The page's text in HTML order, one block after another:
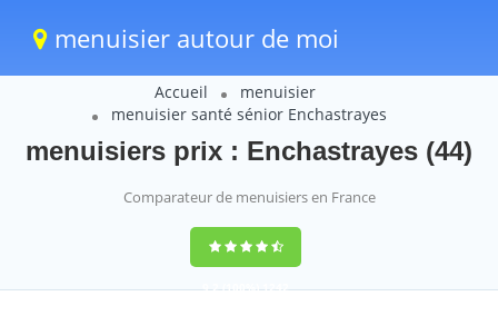
menuisier autour de moi
Accueil
menuisier
menuisier santé sénior Enchastrayes
menuisiers prix : Enchastrayes (44)
Comparateur de menuisiers en France
9,2(100%)1242